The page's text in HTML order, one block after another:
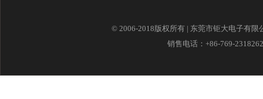
© 2006-2018版权所有 | 东莞市钜大电子有
销售电话：+86-769-